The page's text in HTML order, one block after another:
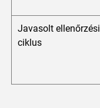
Javasolt ellenőrzési
ciklus